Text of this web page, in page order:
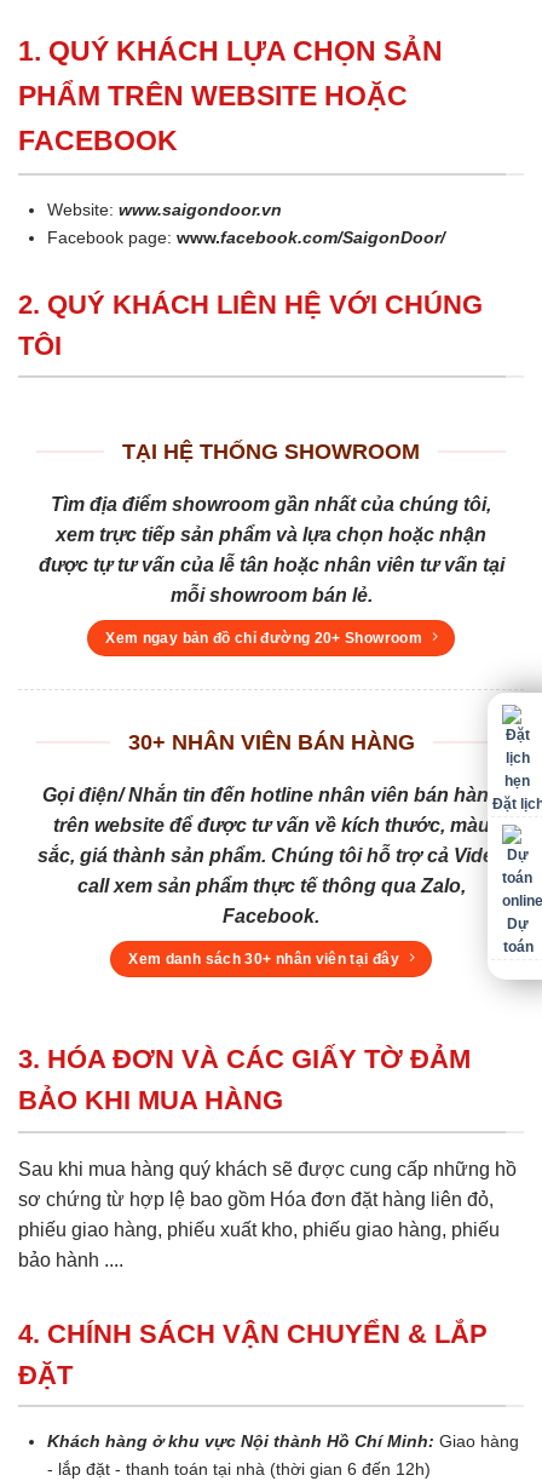
1. QUÝ KHÁCH LỰA CHỌN SẢN
PHẨM TRÊN WEBSITE HOẶC
FACEBOOK
Website:www.saigondoor.vn
Facebook page:www.facebook.com/SaigonDoor/
2. QUÝ KHÁCH LIÊN HỆ VỚI CHÚNG
TÔI
TẠI HỆ THỐNG SHOWROOM
Tìm địa điểm showroom gần nhất của chúng tôi,
xem trực tiếp sản phẩm và lựa chọn hoặc nhận
được tự tư vấn của lễ tân hoặc nhân viên tư vấn tại
mỗi showroom bán lẻ.
Xem ngay bản đồ chỉ đường 20+ Showroom
30+ NHÂN VIÊN BÁN HÀNG
Gọi điện/ Nhắn tin đến hotline nhân viên bán hàng
trên website để được tư vấn về kích thước, màu
sắc, giá thành sản phẩm. Chúng tôi hỗ trợ cả Video
call xem sản phẩm thực tế thông qua Zalo,
Facebook.
Xem danh sách 30+ nhân viên tại đây
3. HÓA ĐƠN VÀ CÁC GIẤY TỜ ĐẢM
BẢO KHI MUA HÀNG
Sau khi mua hàng quý khách sẽ được cung cấp những hồ
sơ chứng từ hợp lệ bao gồm Hóa đơn đặt hàng liên đỏ,
phiếu giao hàng, phiếu xuất kho, phiếu giao hàng, phiếu
bảo hành ....
4. CHÍNH SÁCH VẬN CHUYỂN & LẮP
ĐẶT
Khách hàng ở khu vực Nội thành Hồ Chí Minh: Giao hàng
- lắp đặt - thanh toán tại nhà (thời gian 6 đến 12h)
Đặt
Dự
toán